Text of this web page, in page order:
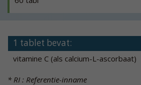
1 tablet bevat:
vitamine C (als calcium-L-ascorbaat)
* RI : Referentie-inname